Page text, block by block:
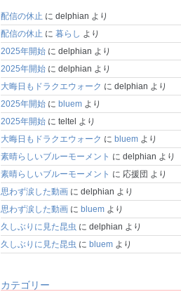
配信の休止 に delphian より
配信の休止 に 暮らし より
2025年開始に delphian より
2025年開始に delphian より
大晦日もドラクエウォーク に delphian より
2025年開始に bluemより
2025年開始に teltel より
大晦日もドラクエウォーク に bluemより
素晴らしいブルーモーメント に delphian より
素晴らしいブルーモーメント に 応援団 より
思わず涙した動画に delphian より
思わず涙した動画に bluemより
久しぶりに見た昆虫 に delphian より
久しぶりに見た昆虫 に bluemより
カテゴリー